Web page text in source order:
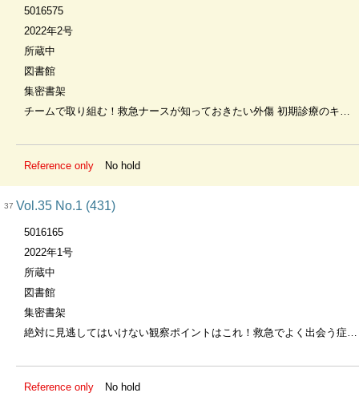
5016575
2022年2号
所蔵中
図書館
集密書架
チームで取り組む！救急ナースが知っておきたい外傷 初期診療のキホン
Reference only No hold
37 Vol.35 No.1 (431)
5016165
2022年1号
所蔵中
図書館
集密書架
絶対に見逃してはいけない観察ポイントはこれ！救急でよく出会う症状・所見16
Reference only No hold